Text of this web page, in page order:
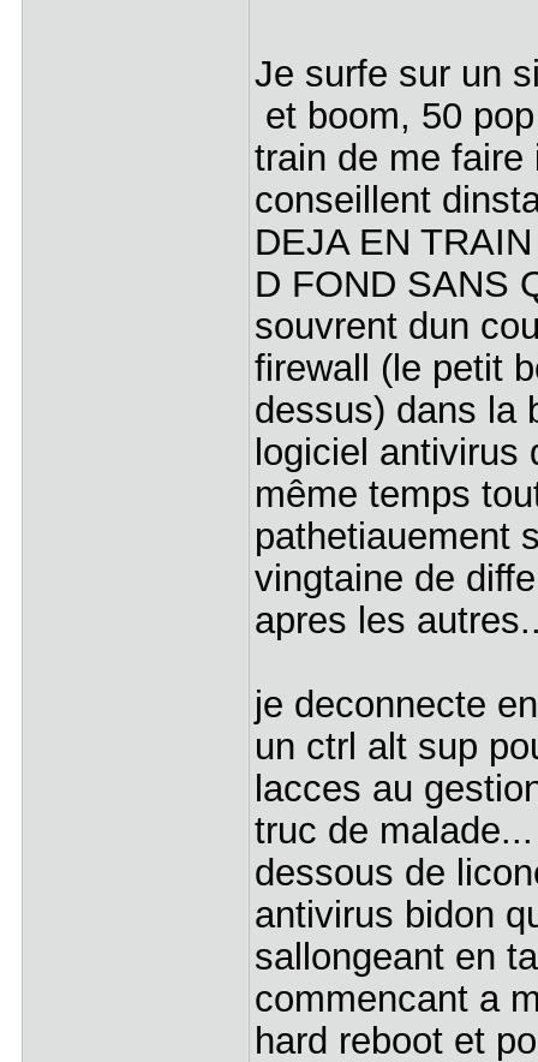
Je surfe sur un
et boom, 50
train de me faire
conseillent
DEJA EN
D FOND SANS
souvrent dun
firewall (le petit
dessus) dans la
logiciel
même temps
pathetiauement
vingtaine de
apres les
je deconnecte
un ctrl alt sup
lacces au
truc de
dessous de
antivirus bidon
sallongeant en
commencant a
hard reboot et